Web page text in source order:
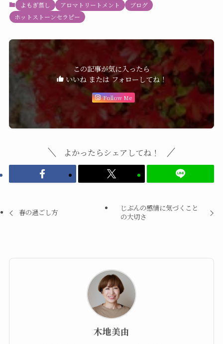
よもぎ蒸し アロマトリートメント
ブログ
ホットストーンセラピー
この記事が気に入ったら
いいね または フォローしてね！
Follow Me
よかったらシェアしてね！
春の過ごし方
じぶんの感情に気づくこと
の大切さ
木地美由